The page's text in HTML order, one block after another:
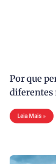
Por que
diferentes
Leia Mais »